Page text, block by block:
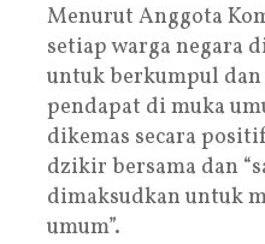
Menurut Anggota
setiap warga negara
untuk berkumpul
pendapat di muka
dikemas secara
dzikir bersama dan
dimaksudkan untuk
umum”.